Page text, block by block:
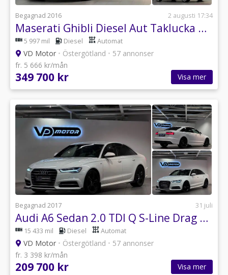
Begagnad 2016 2 augusti 17:34
Maserati Ghibli Diesel Aut Taklucka Urano 20'' Navi B-Kam 275hk
5 997 mil Diesel Automat
VD Motor • Östergötland • 57 annonser
fr. 5 666 kr/mån
349 700 kr Visa mer
Begagnad 2017 31 juli
Audi A6 Sedan 2.0 TDI Q S-Line Drag Värmare 190hk
15 433 mil Diesel Automat
VD Motor • Östergötland • 57 annonser
fr. 3 398 kr/mån
209 700 kr Visa mer